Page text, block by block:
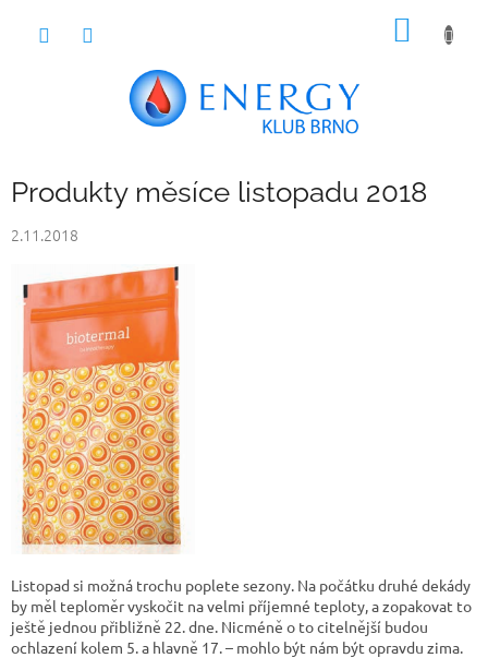
Produkty měsíce listopadu 2018
2.11.2018
Listopad si možná trochu poplete sezony. Na počátku druhé dekády
by měl teploměr vyskočit na velmi příjemné teploty, a zopakovat to
ještě jednou přibližně 22. dne. Nicméně o to citelnější budou
ochlazení kolem 5. a hlavně 17. – mohlo být nám být opravdu zima.